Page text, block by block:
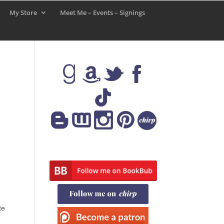
My Store Meet Me – Events – Signings